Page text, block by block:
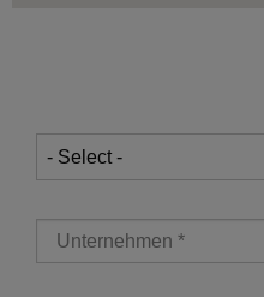
Motivo de la consulta
Unternehmen*